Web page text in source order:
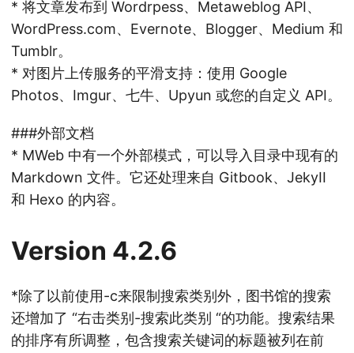
* 将文章发布到 Wordrpess、Metaweblog API、
WordPress.com、Evernote、Blogger、Medium 和
Tumblr。
* 对图片上传服务的平滑支持：使用 Google
Photos、Imgur、七牛、Upyun 或您的自定义 API。
###外部文档
* MWeb 中有一个外部模式，可以导入目录中现有的
Markdown 文件。它还处理来自 Gitbook、JekyII
和 Hexo 的内容。
Version 4.2.6
*除了以前使用-c来限制搜索类别外，图书馆的搜索
还增加了 “右击类别-搜索此类别 “的功能。搜索结果
的排序有所调整，包含搜索关键词的标题被列在前